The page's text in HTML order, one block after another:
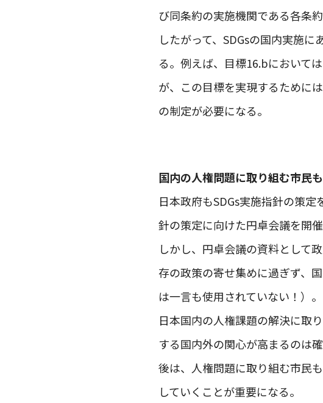
び同条約の実施機関である各条
したがって、SDGsの国内実施
る。例えば、目標16.bにおいて
が、この目標を実現するために
の制定が必要になる。
国内の人権問題に取り組む市民
日本政府もSDGs実施指針の策
針の策定に向けた円卓会議を開催
しかし、円卓会議の資料として
存の政策の寄せ集めに過ぎず、
は一言も使用されていない！）。
日本国内の人権課題の解決に取
する国内外の関心が高まるのは
後は、人権問題に取り組む市民
していくことが重要になる。